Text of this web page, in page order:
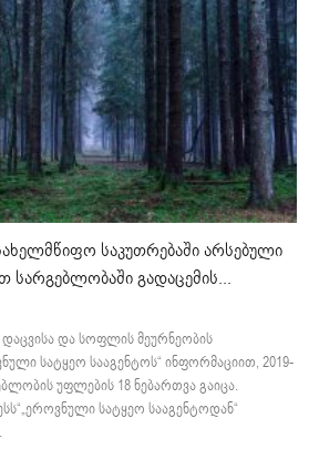
საკუთრებაში არსებული
სარგებლობაში გადაცემის...
და სოფლის მეურნეობის
სატყეო სააგენტოს“ ინფორმაციით, 2019-
უფლების 18 ნებართვა გაიცა.
სატყეო სააგენტოდან“